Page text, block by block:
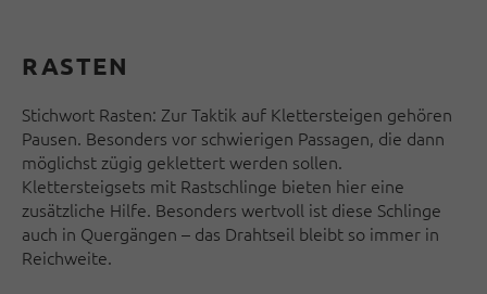
RASTEN
Stichwort Rasten: Zur Taktik auf Klettersteigen gehören
Pausen. Besonders vor schwierigen Pas­sagen, die dann
möglichst zügig geklettert werden sollen.
Klettersteigsets mit Rastschlinge bieten hier eine
zusätzliche Hilfe. Besonders wertvoll ist diese Schlinge
auch in Quergängen – das Draht­seil bleibt so immer in
Reichweite.